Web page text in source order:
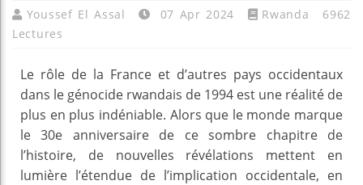
Youssef El Assal 07 Apr 2024 Rwanda
6962
Lectures
Le rôle de la France et d’autres pays occidentaux
dans le génocide rwandais de 1994 est une réalité de
plus en plus indéniable. Alors que le monde marque
le 30e anniversaire de ce sombre chapitre de
l’histoire, de nouvelles révélations mettent en
lumière l’étendue de l’implication occidentale, en